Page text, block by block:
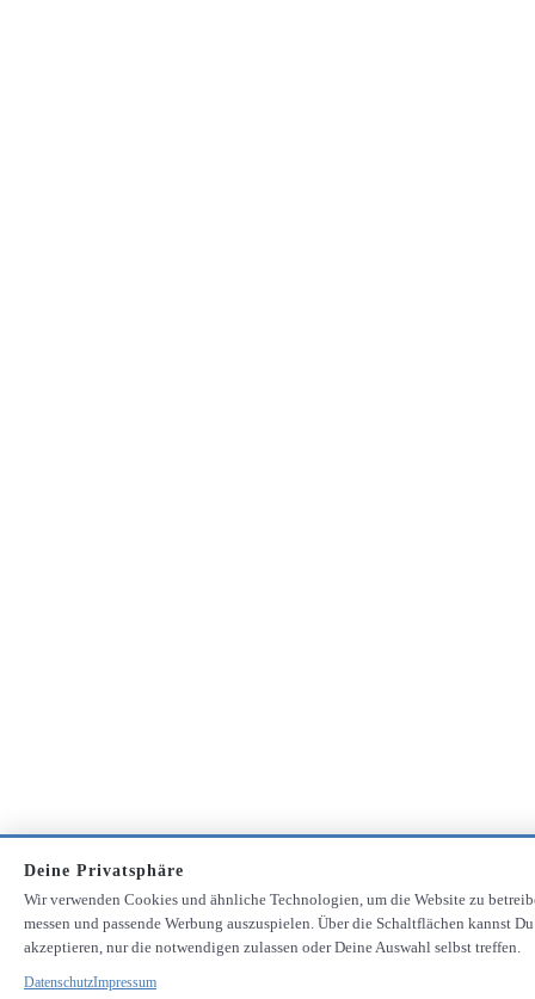
Deine Privatsphäre
Wir verwenden Cookies und ähnliche Technologien, um die Website zu
messen und passende Werbung auszuspielen. Über die Schaltflächen kannst
akzeptieren, nur die notwendigen zulassen oder Deine Auswahl selbst treffen.
DatenschutzImpressum